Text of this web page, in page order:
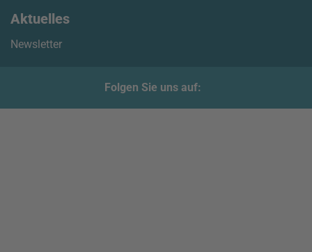
Aktuelles
Newsletter
Folgen Sie uns auf: